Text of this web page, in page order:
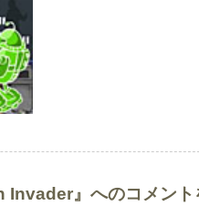
』へのコメント